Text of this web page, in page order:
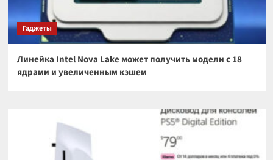
Гаджеты
Линейка Intel Nova Lake может получить модели с 18
ядрами и увеличенным кэшем